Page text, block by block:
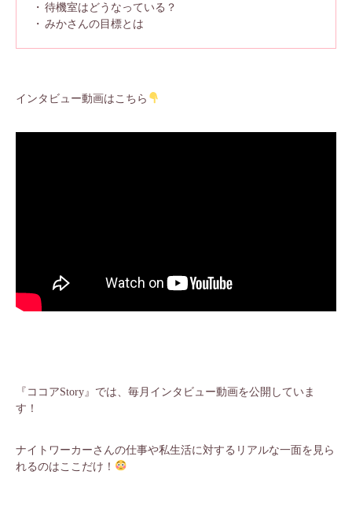
待機室はどうなっている？
みかさんの目標とは
インタビュー動画はこちら
『ココアStory』では、毎月インタビュー動画を公開していま
す！
ナイトワーカーさんの仕事や私生活に対するリアルな一面を見ら
れるのはここだけ！